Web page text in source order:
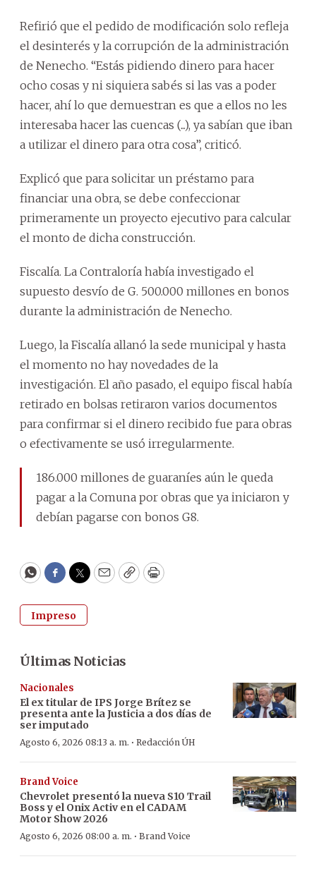
Refirió que el pedido de modificación solo refleja
el desinterés y la corrupción de la administración
de Nenecho. “Estás pidiendo dinero para hacer
ocho cosas y ni siquiera sabés si las vas a poder
hacer, ahí lo que demuestran es que a ellos no les
interesaba hacer las cuencas (...), ya sabían que iban
a utilizar el dinero para otra cosa”, criticó.
Explicó que para solicitar un préstamo para
financiar una obra, se debe confeccionar
primeramente un proyecto ejecutivo para calcular
el monto de dicha construcción.
Fiscalía. La Contraloría había investigado el
supuesto desvío de G. 500.000 millones en bonos
durante la administración de Nenecho.
Luego, la Fiscalía allanó la sede municipal y hasta
el momento no hay novedades de la
investigación. El año pasado, el equipo fiscal había
retirado en bolsas retiraron varios documentos
para confirmar si el dinero recibido fue para obras
o efectivamente se usó irregularmente.
186.000 millones de guaraníes aún le queda
pagar a la Comuna por obras que ya iniciaron y
debían pagarse con bonos G8.
WhatsApp
Facebook
Twitter
EmailCopyPrint
Impreso
Últimas Noticias
Nacionales
El ex titular de IPS Jorge Brítez se
presenta ante la Justicia a dos días de
ser imputado
Agosto 6, 2026 08:13 a. m. · Redacción ÚH
Brand Voice
Chevrolet presentó la nueva S10 Trail
Boss y el Onix Activ en el CADAM
Motor Show 2026
Agosto 6, 2026 08:00 a. m. · Brand Voice